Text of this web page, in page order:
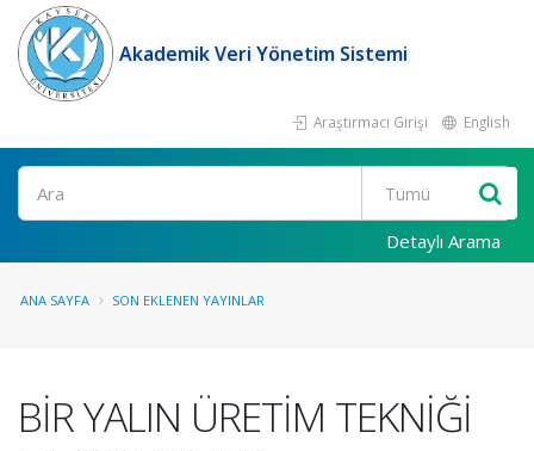
Akademik Veri Yönetim Sistemi
Araştırmacı Girişi English
Ara
Detaylı Arama
ANA SAYFA SON EKLENEN YAYINLAR
BİR YALIN ÜRETİM TEKNİĞİ